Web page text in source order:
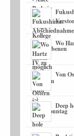
Wo
Von
Deep